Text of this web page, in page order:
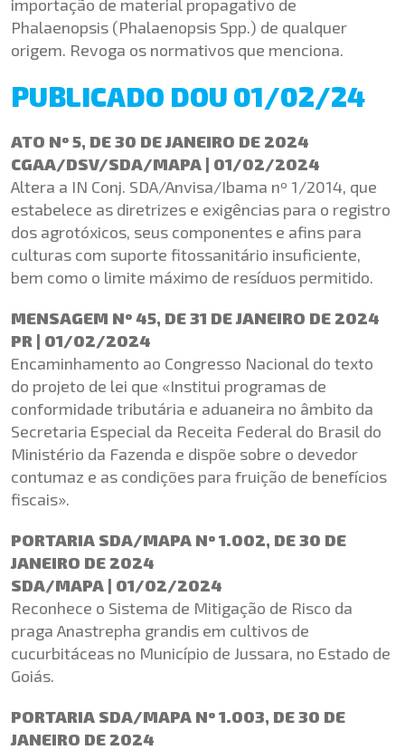
importação de material propagativo de
Phalaenopsis (Phalaenopsis Spp.) de qualquer
origem. Revoga os normativos que menciona.
PUBLICADO DOU 01/02/24
ATO Nº 5, DE 30 DE JANEIRO DE 2024
CGAA/DSV/SDA/MAPA | 01/02/2024
Altera a IN Conj. SDA/Anvisa/Ibama nº 1/2014, que
estabelece as diretrizes e exigências para o registro
dos agrotóxicos, seus componentes e afins para
culturas com suporte fitossanitário insuficiente,
bem como o limite máximo de resíduos permitido.
MENSAGEM Nº 45, DE 31 DE JANEIRO DE 2024
PR | 01/02/2024
Encaminhamento ao Congresso Nacional do texto
do projeto de lei que «Institui programas de
conformidade tributária e aduaneira no âmbito da
Secretaria Especial da Receita Federal do Brasil do
Ministério da Fazenda e dispõe sobre o devedor
contumaz e as condições para fruição de benefícios
fiscais».
PORTARIA SDA/MAPA Nº 1.002, DE 30 DE
JANEIRO DE 2024
SDA/MAPA | 01/02/2024
Reconhece o Sistema de Mitigação de Risco da
praga Anastrepha grandis em cultivos de
cucurbitáceas no Município de Jussara, no Estado de
Goiás.
PORTARIA SDA/MAPA Nº 1.003, DE 30 DE
JANEIRO DE 2024